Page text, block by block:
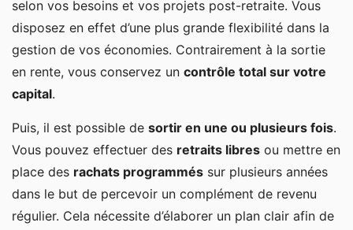
selon vos besoins et vos projets post-retraite. Vous
disposez en effet d’une plus grande flexibilité dans la
gestion de vos économies. Contrairement à la sortie
en rente, vous conservez un contrôle total sur votre
capital.
Puis, il est possible de sortir en une ou plusieurs fois.
Vous pouvez effectuer des retraits libres ou mettre en
place des rachats programmés sur plusieurs années
dans le but de percevoir un complément de revenu
régulier. Cela nécessite d’élaborer un plan clair afin de